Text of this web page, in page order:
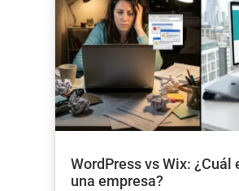
WordPress vs Wix: ¿Cuál
una empresa?